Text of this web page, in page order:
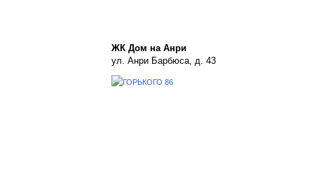
ЖК Дом на Анри
ул. Анри Барбюса, д. 43